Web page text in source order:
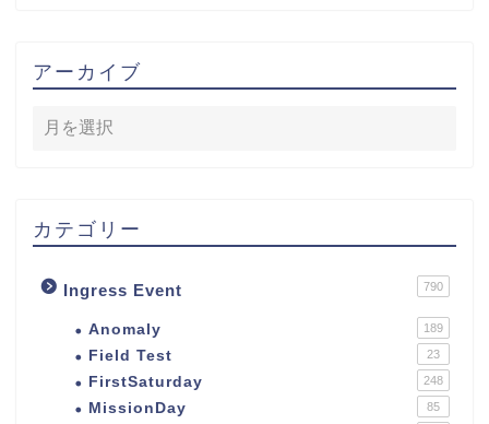
アーカイブ
カテゴリー
Ingress Event 790
Anomaly 189
Field Test 23
FirstSaturday 248
MissionDay 85